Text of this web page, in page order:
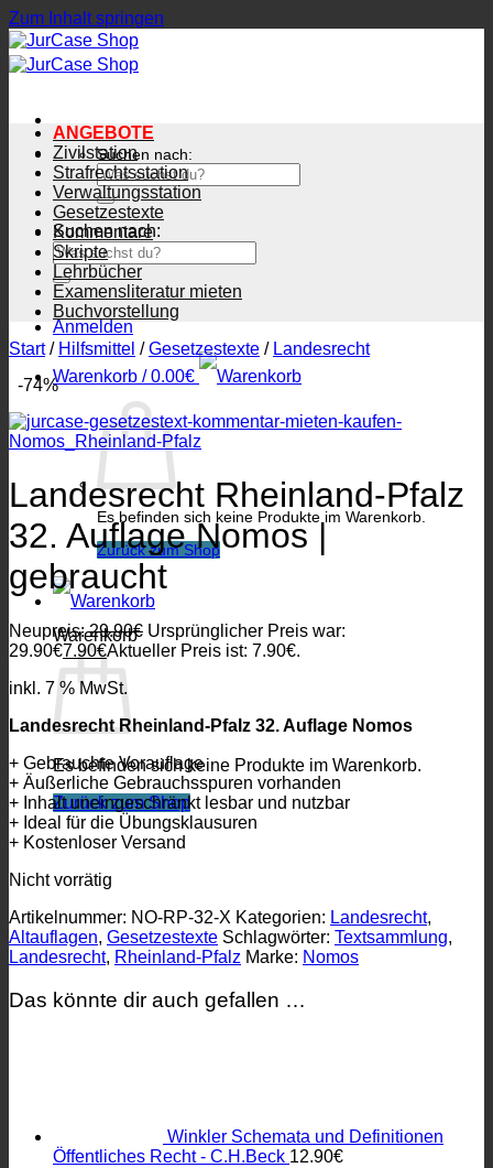
Zum Inhalt springen
Suchen nach:
Suchen nach:
Anmelden
Warenkorb /0.00€
Es befinden sich keine Produkte im Warenkorb.
Zurück zum Shop
Warenkorb
Es befinden sich keine Produkte im Warenkorb.
Zurück zum Shop
ANGEBOTE
Zivilstation
Strafrechtsstation
Verwaltungsstation
Gesetzestexte
Kommentare
Skripte
Lehrbücher
Examensliteratur mieten
Buchvorstellung
Start / Hilfsmittel / Gesetzestexte / Landesrecht
-74%
Landesrecht Rheinland-Pfalz
32. Auflage Nomos |
gebraucht
Neupreis: 29.90€ Ursprünglicher Preis war:
29.90€7.90€Aktueller Preis ist: 7.90€.
inkl. 7 % MwSt.
Landesrecht Rheinland-Pfalz 32. Auflage Nomos
+ Gebrauchte Vorauflage
+ Äußerliche Gebrauchsspuren vorhanden
+ Inhalt uneingeschränkt lesbar und nutzbar
+ Ideal für die Übungsklausuren
+ Kostenloser Versand
Nicht vorrätig
Artikelnummer: NO-RP-32-X Kategorien: Landesrecht,
Altauflagen, Gesetzestexte Schlagwörter: Textsammlung,
Landesrecht, Rheinland-Pfalz Marke: Nomos
Das könnte dir auch gefallen …
Winkler Schemata und Definitionen
Öffentliches Recht - C.H.Beck 12.90€